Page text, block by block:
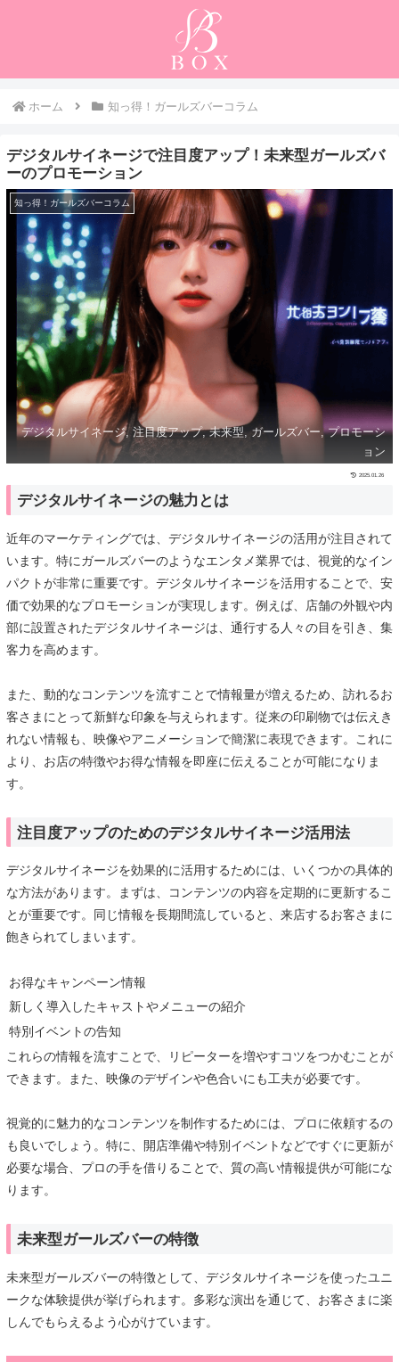
ホーム 知っ得！ガールズバーコラム
デジタルサイネージで注目度アップ！未来型ガールズバ
ーのプロモーション
知っ得！ガールズバーコラム
デジタルサイネージ, 注目度アップ, 未来型, ガールズバー, プロモーシ
ョン
2025.01.26
デジタルサイネージの魅力とは
近年のマーケティングでは、デジタルサイネージの活用が注目されて
います。特にガールズバーのようなエンタメ業界では、視覚的なイン
パクトが非常に重要です。デジタルサイネージを活用することで、安
価で効果的なプロモーションが実現します。例えば、店舗の外観や内
部に設置されたデジタルサイネージは、通行する人々の目を引き、集
客力を高めます。
また、動的なコンテンツを流すことで情報量が増えるため、訪れるお
客さまにとって新鮮な印象を与えられます。従来の印刷物では伝えき
れない情報も、映像やアニメーションで簡潔に表現できます。これに
より、お店の特徴やお得な情報を即座に伝えることが可能になりま
す。
注目度アップのためのデジタルサイネージ活用法
デジタルサイネージを効果的に活用するためには、いくつかの具体的
な方法があります。まずは、コンテンツの内容を定期的に更新するこ
とが重要です。同じ情報を長期間流していると、来店するお客さまに
飽きられてしまいます。
お得なキャンペーン情報
新しく導入したキャストやメニューの紹介
特別イベントの告知
これらの情報を流すことで、リピーターを増やすコツをつかむことが
できます。また、映像のデザインや色合いにも工夫が必要です。
視覚的に魅力的なコンテンツを制作するためには、プロに依頼するの
も良いでしょう。特に、開店準備や特別イベントなどですぐに更新が
必要な場合、プロの手を借りることで、質の高い情報提供が可能にな
ります。
未来型ガールズバーの特徴
未来型ガールズバーの特徴として、デジタルサイネージを使ったユニ
ークな体験提供が挙げられます。多彩な演出を通じて、お客さまに楽
しんでもらえるよう心がけています。